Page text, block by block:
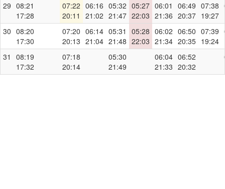
29 08:21
17:28
07:22
20:11
06:16
21:02
05:32
21:47
05:27
22:03
06:01
21:36
06:49
20:37
07:38
19:27
30 08:20
17:30
07:20
20:13
06:14
21:04
05:31
21:48
05:28
22:03
06:02
21:34
06:50
20:35
07:39
19:24
31
08:19
17:32
07:18
20:14
05:30
21:49
06:04
21:33
06:52
20:32